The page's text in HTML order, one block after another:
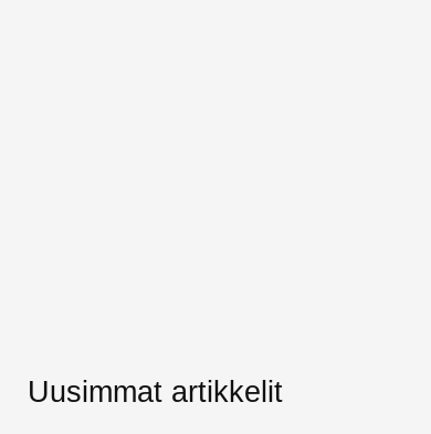
Uusimmat artikkelit